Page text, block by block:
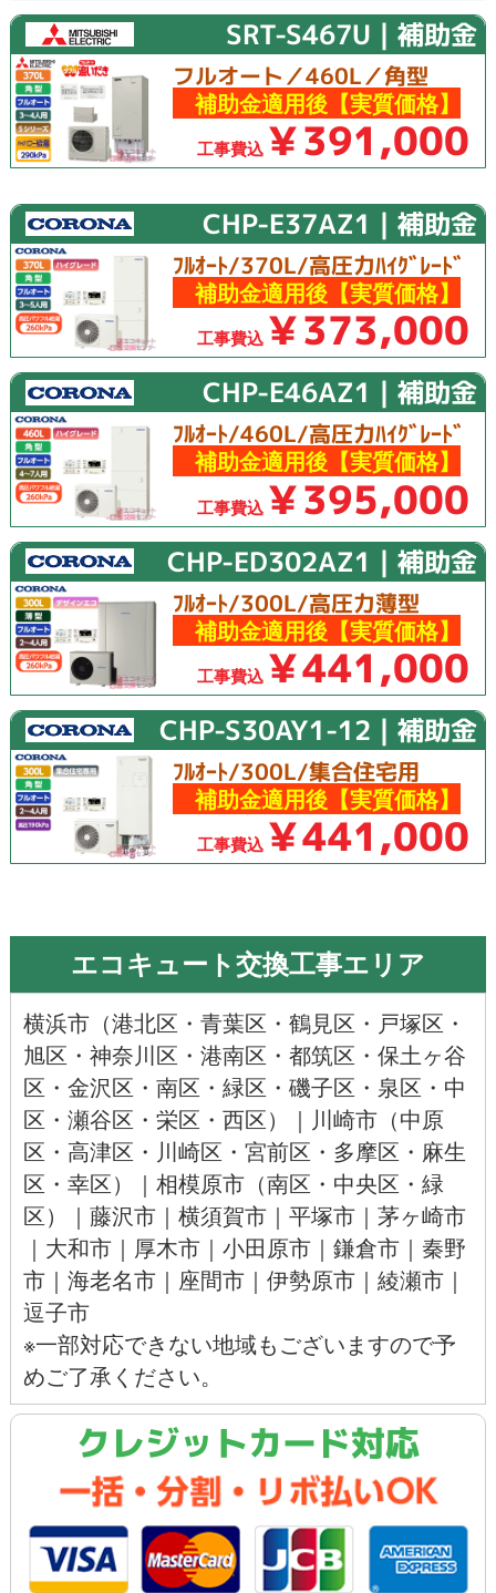
SRT-S467U｜補助金
フルオート／460L／角型
補助金適用後【実質価格】
工事費込 ￥391,000
CHP-E37AZ1｜補助金
ﾌﾙｵｰﾄ/370L/高圧力ﾊｲｸﾞﾚｰﾄﾞ
補助金適用後【実質価格】
工事費込 ￥373,000
CHP-E46AZ1｜補助金
ﾌﾙｵｰﾄ/460L/高圧力ﾊｲｸﾞﾚｰﾄﾞ
補助金適用後【実質価格】
工事費込 ￥395,000
CHP-ED302AZ1｜補助金
ﾌﾙｵｰﾄ/300L/高圧力薄型
補助金適用後【実質価格】
工事費込 ￥441,000
CHP-S30AY1-12｜補助金
ﾌﾙｵｰﾄ/300L/集合住宅用
補助金適用後【実質価格】
工事費込 ￥441,000
エコキュート交換工事エリア
横浜市（港北区 ・ 青葉区 ・ 鶴見区 ・ 戸塚区 ・
旭区 ・神奈川区・ 港南区 ・ 都筑区 ・ 保土ヶ谷
区 ・ 金沢区 ・ 南区 ・ 緑区 ・ 磯子区 ・ 泉区 ・ 中
区 ・ 瀬谷区 ・ 栄区 ・ 西区）｜ 川崎市（中原
区 ・ 高津区 ・川崎区・ 宮前区 ・多摩区・ 麻生
区 ・ 幸区）｜ 相模原市（南区 ・ 中央区 ・ 緑
区）｜ 藤沢市｜ 横須賀市｜ 平塚市｜ 茅ヶ崎市
｜ 大和市｜ 厚木市｜ 小田原市｜ 鎌倉市｜ 秦野
市｜ 海老名市｜ 座間市｜ 伊勢原市｜ 綾瀬市｜
逗子市
※一部対応できない地域もございますので予
めご了承ください。
クレジットカード対応